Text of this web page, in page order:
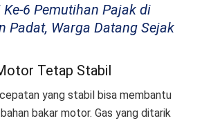
Ke-6 Pemutihan Pajak di
Padat, Warga Datang Sejak
Tetap Stabil
yang stabil bisa membantu
bakar motor. Gas yang ditarik